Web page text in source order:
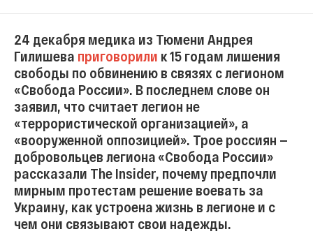
24 декабря медика из Тюмени Андрея
Гилишева приговорили к 15 годам лишения
свободы по обвинению в связях с легионом
«Свобода России». В последнем слове он
заявил, что считает легион не
«террористической организацией», а
«вооруженной оппозицией». Трое россиян —
добровольцев легиона «Свобода России»
рассказали The Insider, почему предпочли
мирным протестам решение воевать за
Украину, как устроена жизнь в легионе и с
чем они связывают свои надежды.